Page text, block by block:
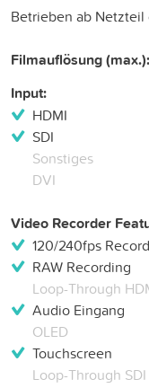
Betrieben ab Netzteil
Filmauflösung (max.):
Input:
HDMI
SDI
Sonstiges
DVI
Video Recorder
120/240fps
RAW Recording
Loop-Through
Audio Eingang
OLED
Touchscreen
Loop-Through SDI